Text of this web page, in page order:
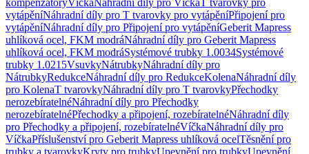
kompenzátoryVíčkaNáhradní díly pro VíčkaT tvarovky pro
vytápěníNáhradní díly pro T tvarovky pro vytápěníPřipojení pro
vytápěníNáhradní díly pro Připojení pro vytápěníGeberit Mapress
uhlíková ocel, FKM modráNáhradní díly pro Geberit Mapress
uhlíková ocel, FKM modráSystémové trubky 1.0034Systémové
trubky 1.0215VsuvkyNátrubkyNáhradní díly pro
NátrubkyRedukceNáhradní díly pro RedukceKolenaNáhradní díly
pro KolenaT tvarovkyNáhradní díly pro T tvarovkyPřechodky
nerozebíratelnéNáhradní díly pro Přechodky
nerozebíratelnéPřechodky a připojení, rozebíratelnéNáhradní díly
pro Přechodky a připojení, rozebíratelnéVíčkaNáhradní díly pro
VíčkaPříslušenství pro Geberit Mapress uhlíková ocelTěsnění pro
trubky a tvarovkyKryty pro trubkyUpevnění pro trubkyUpevnění